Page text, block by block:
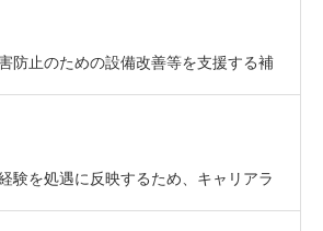
防止のための設備改善等を支援する補
ドリー補助金」
験を処遇に反映するため、キャリアラ